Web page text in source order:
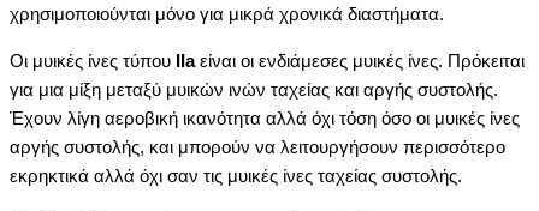
χρησιμοποιούνται μόνο για μικρά χρονικά διαστήματα.
Οι μυικές ίνες τύπου ΙIaείναι οι ενδιάμεσες μυικές ίνες. Πρόκειται
για μια μίξη μεταξύ μυικών ινών ταχείας και αργής συστολής.
Έχουν λίγη αεροβική ικανότητα αλλά όχι τόση όσο οι μυικές ίνες
αργής συστολής, και μπορούν να λειτουργήσουν περισσότερο
εκρηκτικά αλλά όχι σαν τις μυικές ίνες ταχείας συστολής.